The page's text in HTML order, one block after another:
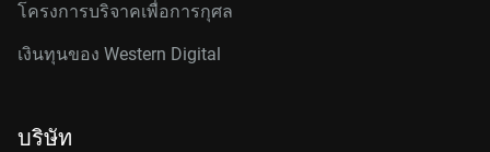
โครงการบริจาคเพื่อการกุศล
เงินทุนของ Western Digital
บริษัท